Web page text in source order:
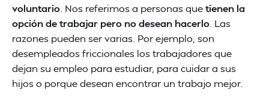
voluntario . Nos referimos a personas quetienen la
opción de trabajar pero no desean hacerlo . Las
razones pueden ser varias. Por ejemplo, son
desempleados friccionales los trabajadores que
dejan su empleo para estudiar, para cuidar a sus
hijos o porque desean encontrar un trabajo mejor.